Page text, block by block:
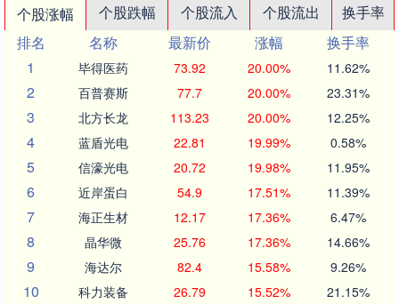
个股涨幅 个股跌幅 个股流入 个股流出
换手率
排名
名称 最新价 涨幅
换手率
1
毕得医药 73.92 20.00% 11.62%
2 百普赛斯 77.7 20.00% 23.31%
3 北方长龙 113.23 20.00% 12.25%
4 蓝盾光电 22.81 19.99% 0.58%
5 信濠光电 20.72 19.98% 11.95%
6 近岸蛋白 54.9 17.51% 11.39%
7 海正生材 12.17 17.36% 6.47%
8 晶华微 25.76 17.36% 14.66%
9 海达尔 82.4 15.58% 9.26%
10 科力装备 26.79 15.52% 21.15%